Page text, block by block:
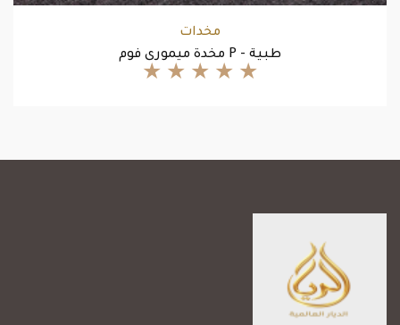
مخدات
مخدة ميمورى فوم P - طبية
★ ★ ★ ★ ★